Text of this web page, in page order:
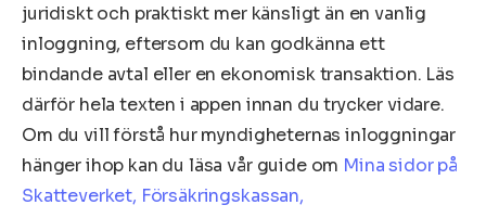
juridiskt och praktiskt mer känsligt än en vanlig
inloggning, eftersom du kan godkänna ett
bindande avtal eller en ekonomisk transaktion. Läs
därför hela texten i appen innan du trycker vidare.
Om du vill förstå hur myndigheternas inloggningar
hänger ihop kan du läsa vår guide om Mina sidor på
Skatteverket, Försäkringskassan,